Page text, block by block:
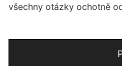
všechny otázky ochotně